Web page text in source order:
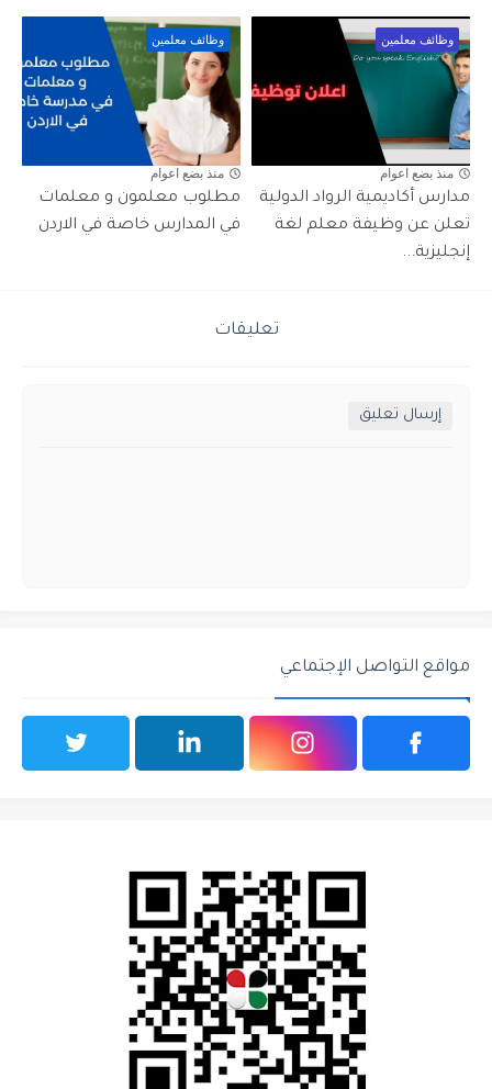
وظائف معلمين
منذ بضع اعوام
مدارس أكاديمية الرواد الدولية
تعلن عن وظيفة معلم لغة
إنجليزية...
وظائف معلمين
منذ بضع اعوام
مطلوب معلمون و معلمات
في المدارس خاصة في الاردن
تعليقات
إرسال تعليق
مواقع التواصل الإجتماعي